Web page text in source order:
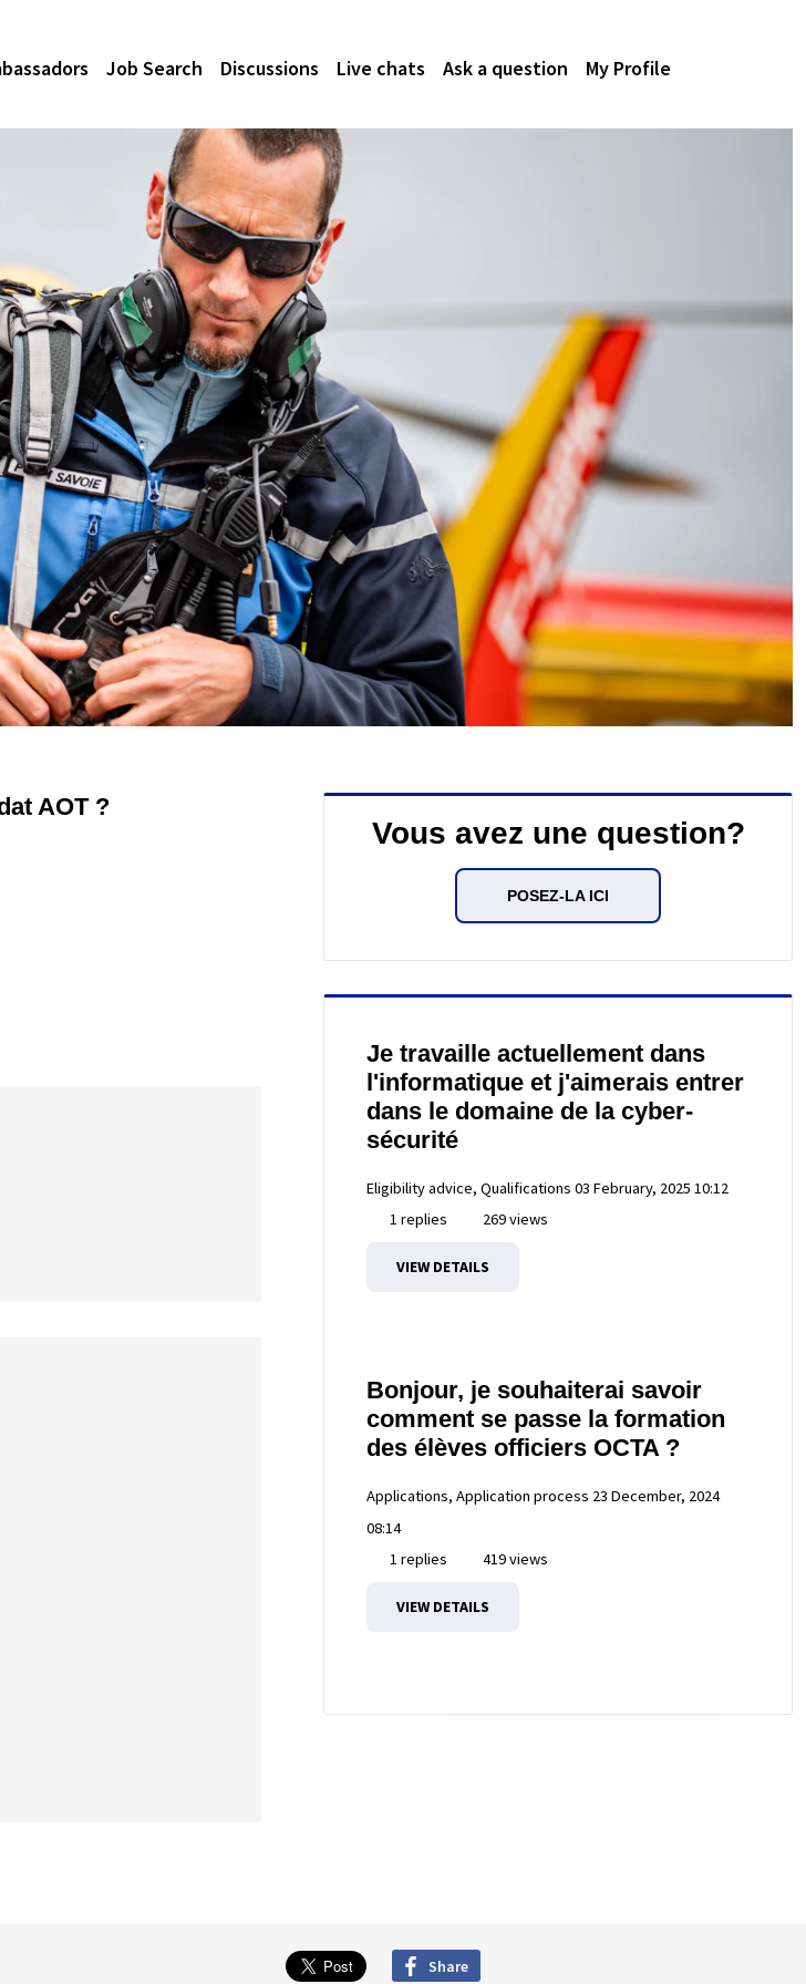
Job Search Discussions Live chats Ask a question My Profile
AOT ?
Vous avez une question?
POSEZ-LA ICI
Je travaille actuellement dans
l'informatique et j'aimerais entrer
dans le domaine de la cyber-
sécurité
Eligibility advice, Qualifications 03 February, 2025 10:12
1 replies
269 views
VIEW DETAILS
Bonjour, je souhaiterai savoir
comment se passe la formation
des élèves officiers OCTA ?
Applications, Application process 23 December, 2024
08:14
1 replies
419 views
VIEW DETAILS
Share